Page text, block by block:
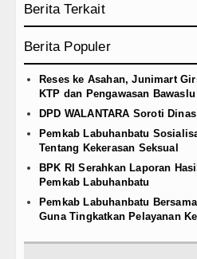
Berita Terkait
Berita Populer
Reses ke Asahan, Junimart
KTP dan Pengawasan Bawaslu
DPD WALANTARA Soroti
Pemkab Labuhanbatu
Tentang Kekerasan Seksual
BPK RI Serahkan Laporan
Pemkab Labuhanbatu
Pemkab Labuhanbatu
Guna Tingkatkan Pelayanan